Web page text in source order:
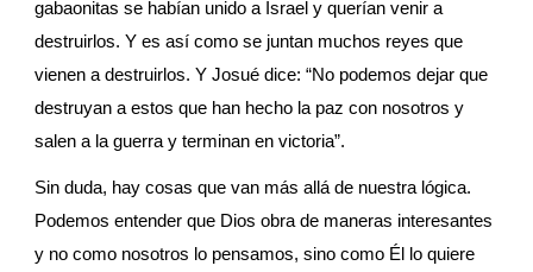
gabaonitas se habían unido a Israel y querían venir a
destruirlos. Y es así como se juntan muchos reyes que
vienen a destruirlos. Y Josué dice: “No podemos dejar que
destruyan a estos que han hecho la paz con nosotros y
salen a la guerra y terminan en victoria”.
Sin duda, hay cosas que van más allá de nuestra lógica.
Podemos entender que Dios obra de maneras interesantes
y no como nosotros lo pensamos, sino como Él lo quiere